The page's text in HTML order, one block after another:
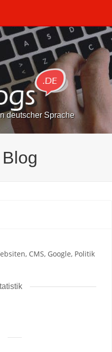
deutscher Sprache
CMS, Google, Politik